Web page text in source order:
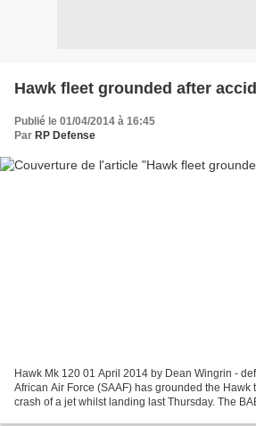
Hawk fleet grounded after
Publié le 01/04/2014 à 16:45
Par RP Defense
Hawk Mk 120 01 April 2014 by Dean Wingrin -
African Air Force (SAAF) has grounded the Hawk
crash of a jet whilst landing last Thursday. The